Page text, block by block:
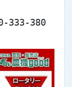
333-380